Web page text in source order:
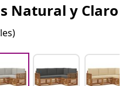
Natural y Claro